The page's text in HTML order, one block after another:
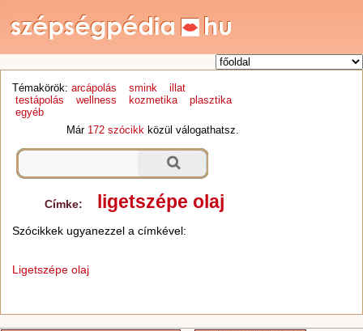
Témakörök: arcápolás smink
illat
testápolás
wellness kozmetika
plasztika
egyéb
Már 172 szócikk közül válogathatsz.
Címke: ligetszépe olaj
Szócikkek ugyanezzel a címkével:
Ligetszépe olaj